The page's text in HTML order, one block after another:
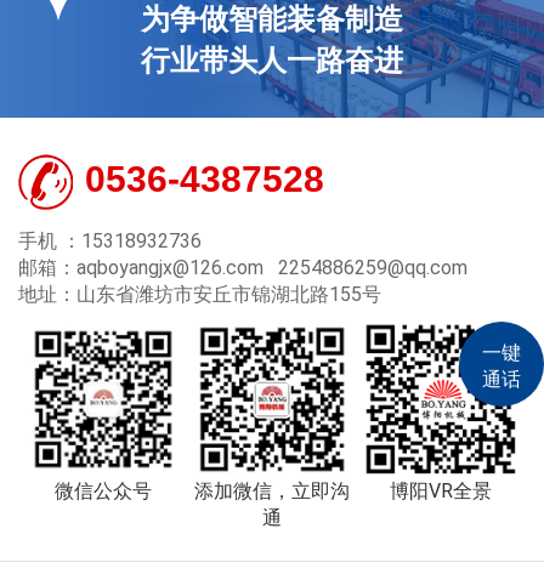
为争做智能装备制造
行业带头人一路奋进
0536-4387528
手机 ：15318932736
邮箱：aqboyangjx@126.com 2254886259@qq.com
地址：山东省潍坊市安丘市锦湖北路155号
微信公众号
添加微信，立即沟
通
博阳VR全景
一键
通话